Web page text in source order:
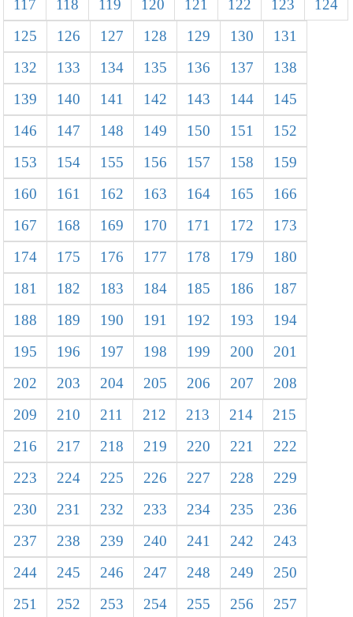
117
118 119 120 121 122 123
124
125
126 127 128 129 130
131
132
133 134 135 136 137
138
139
140 141 142 143 144
145
146
147 148 149 150 151
152
153
154 155 156 157 158
159
160
161 162 163 164 165
166
167
168 169 170 171 172
173
174
175 176 177 178 179
180
181
182 183 184 185 186
187
188
189 190 191 192 193
194
195
196 197 198 199 200
201
202
203 204 205 206 207
208
209
210 211 212 213 214
215
216
217 218 219 220 221
222
223
224 225 226 227 228
229
230
231 232 233 234 235
236
237
238 239 240 241 242
243
244
245 246 247 248 249
250
251
252 253 254 255 256
257